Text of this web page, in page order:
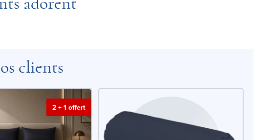
clients
2 + 1 offert